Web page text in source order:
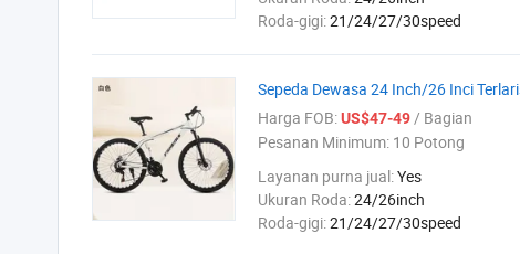
Roda-gigi:21/24/27/30speed
Sepeda Dewasa 24 Inch/26 Inci
Harga FOB:US$47-49/ Bagian
Pesanan Minimum: 10 Potong
Layanan purna jual:Yes
Ukuran Roda:24/26inch
Roda-gigi:21/24/27/30speed